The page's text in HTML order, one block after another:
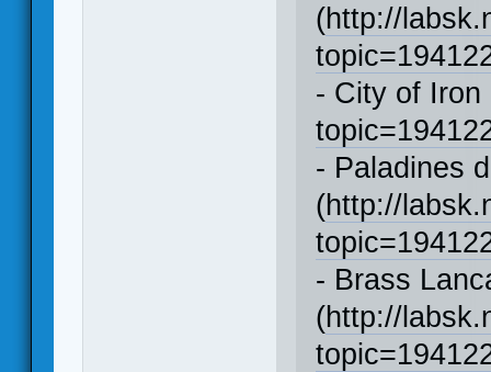
(http://
- City of Iron
- Paladines
(http://
- Brass
(http://